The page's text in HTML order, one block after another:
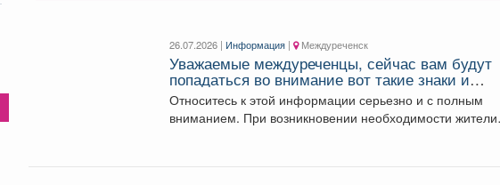
26.07.2026 | Информация | Междуреченск
Уважаемые междуреченцы, сейчас вам будут
попадаться во внимание вот такие знаки и
указательные таблички: Аптечка ЗДЕСЬ!
Относитесь к этой информации серьезно и с полным
вниманием. При возникновении необходимости жители